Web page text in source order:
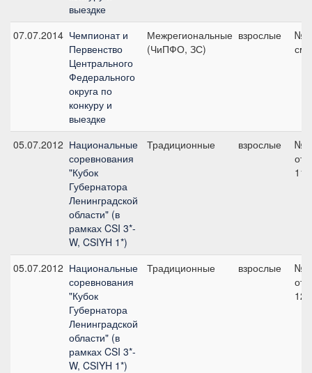
выездке
07.07.2014 Чемпионат и
Первенство
Центрального
Федерального
округа по
конкуру и
выездке
Межрегиональные
(ЧиПФО, ЗС)
взрослые
см
05.07.2012 Национальные
соревнования
"Кубок
Губернатора
Ленинградской
области" (в
рамках CSI 3*-
W, CSIYH 1*)
Традиционные взрослые
№1,
05.07.2012 Национальные
соревнования
"Кубок
Губернатора
Ленинградской
области" (в
рамках CSI 3*-
W, CSIYH 1*)
Традиционные взрослые
№2,